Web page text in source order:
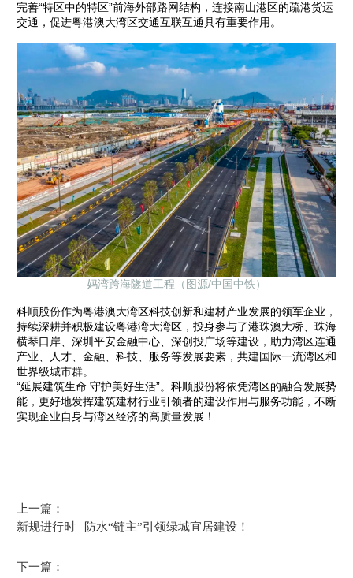
完善“特区中的特区”前海外部路网结构，连接南山港区的疏港货运
交通，促进粤港澳大湾区交通互联互通具有重要作用。
妈湾跨海隧道工程（图源/中国中铁）
科顺股份作为粤港澳大湾区科技创新和建材产业发展的领军企业，
持续深耕并积极建设粤港湾大湾区，投身参与了港珠澳大桥、珠海
横琴口岸、深圳平安金融中心、深创投广场等建设，助力湾区连通
产业、人才、金融、科技、服务等发展要素，共建国际一流湾区和
世界级城市群。
“延展建筑生命 守护美好生活”。科顺股份将依凭湾区的融合发展势
能，更好地发挥建筑建材行业引领者的建设作用与服务功能，不断
实现企业自身与湾区经济的高质量发展！
上一篇：
新规进行时 | 防水“链主”引领绿城宜居建设！
下一篇：